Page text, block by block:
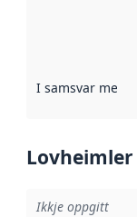
I samsvar med
Lovheimler
Ikkje oppgitt